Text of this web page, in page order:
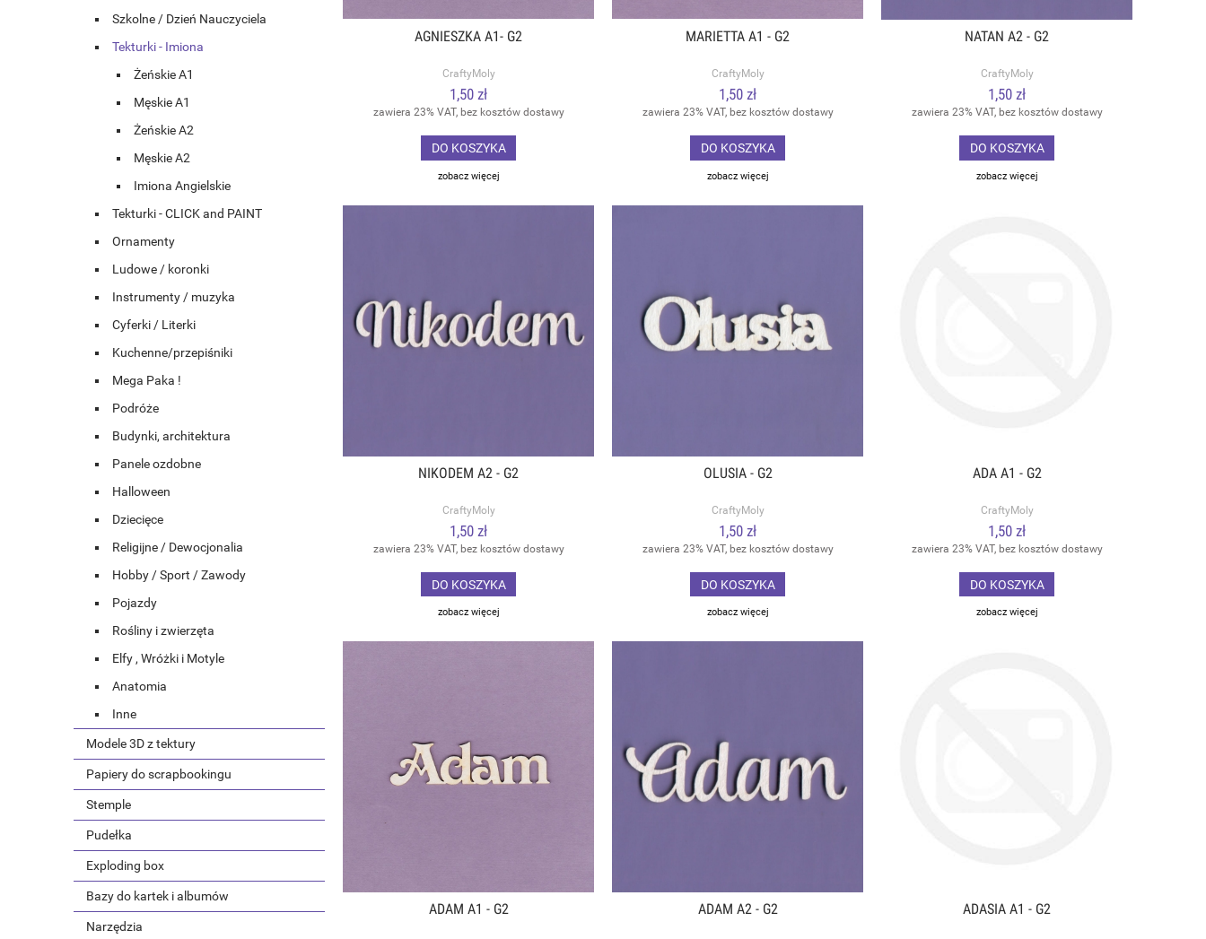
Szkolne / Dzień Nauczyciela
Tekturki - Imiona
Żeńskie A1
Męskie A1
Żeńskie A2
Męskie A2
Imiona Angielskie
Tekturki - CLICK and PAINT
Ornamenty
Ludowe / koronki
Instrumenty / muzyka
Cyferki / Literki
Kuchenne/przepiśniki
Mega Paka !
Podróże
Budynki, architektura
Panele ozdobne
Halloween
Dziecięce
Religijne / Dewocjonalia
Hobby / Sport / Zawody
Pojazdy
Rośliny i zwierzęta
Elfy , Wróżki i Motyle
Anatomia
Inne
Modele 3D z tektury
Papiery do scrapbookingu
Stemple
Pudełka
Exploding box
Bazy do kartek i albumów
Narzędzia
AGNIESZKA A1- G2
CraftyMoly
1,50 zł
zawiera 23% VAT, bez kosztów dostawy
DO KOSZYKA
zobacz więcej
MARIETTA A1 - G2
CraftyMoly
1,50 zł
zawiera 23% VAT, bez kosztów dostawy
DO KOSZYKA
zobacz więcej
NATAN A2 - G2
CraftyMoly
1,50 zł
zawiera 23% VAT, bez kosztów dostawy
DO KOSZYKA
zobacz więcej
NIKODEM A2 - G2
CraftyMoly
1,50 zł
zawiera 23% VAT, bez kosztów dostawy
DO KOSZYKA
zobacz więcej
OLUSIA - G2
CraftyMoly
1,50 zł
zawiera 23% VAT, bez kosztów dostawy
DO KOSZYKA
zobacz więcej
ADA A1 - G2
CraftyMoly
1,50 zł
zawiera 23% VAT, bez kosztów dostawy
DO KOSZYKA
zobacz więcej
ADAM A1 - G2 ADAM A2 - G2 ADASIA A1 - G2